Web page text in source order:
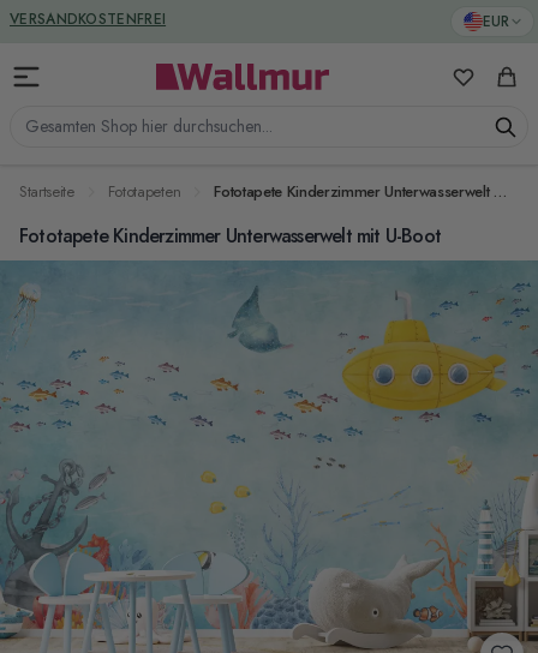
Zum Inhalt springen EUR
Gesamten Shop hier durchsuchen...
Meine
VERSANDKOSTENFREI
GREENGUARD ZERTIFIZIERT
Startseite Fototapeten Fototapete Kinderzimmer Unterwasserwelt mit U-Boot
Fototapete Kinderzimmer Unterwasserwelt mit U-Boot